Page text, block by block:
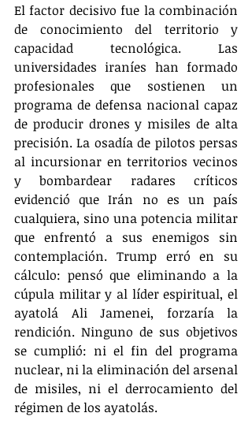
El factor decisivo fue la combinación
de conocimiento del territorio y
capacidad tecnológica. Las
universidades iraníes han formado
profesionales que sostienen un
programa de defensa nacional capaz
de producir drones y misiles de alta
precisión. La osadía de pilotos persas
al incursionar en territorios vecinos
y bombardear radares críticos
evidenció que Irán no es un país
cualquiera, sino una potencia militar
que enfrentó a sus enemigos sin
contemplación. Trump erró en su
cálculo: pensó que eliminando a la
cúpula militar y al líder espiritual, el
ayatolá Ali Jamenei, forzaría la
rendición. Ninguno de sus objetivos
se cumplió: ni el fin del programa
nuclear, ni la eliminación del arsenal
de misiles, ni el derrocamiento del
régimen de los ayatolás.